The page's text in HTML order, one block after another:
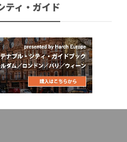
ティ・ガイド